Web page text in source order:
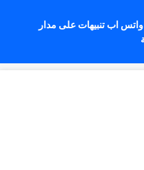
واتس اب تنبيهات على مدار